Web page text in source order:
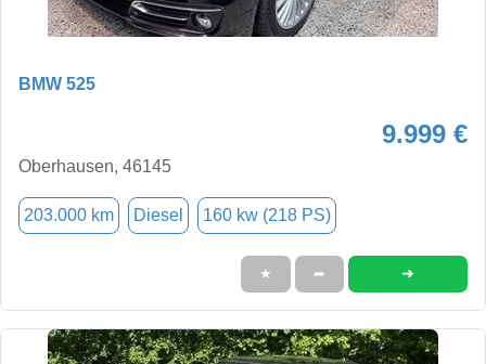
BMW 525
9.999 €
Oberhausen, 46145
203.000 km Diesel 160 kw (218 PS)
★ ➦ ➜